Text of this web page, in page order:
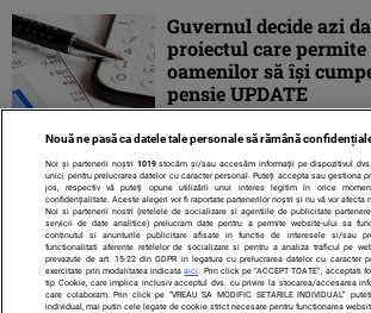
Guvernul decide azi
proiectul care
oamenilor să îşi
pensie UPDATE
Nouă ne pasă ca datele tale personale să rămână
Noi și partenerii noștri 1019stocăm și/sau accesăm informații pe dispozitivul
unici pentru prelucrarea datelor cu caracter personal. Puteți accepta sau gestiona
jos, respectiv vă puteți opune utilizării unui interes legitim în orice
confidențialitate. Aceste alegeri vor fi raportate partenerilor noștri și nu vă vor afecta
Noi si partenerii nostri (retelele de socializare si agentiile de publicitate
servicii de date analitice) prelucram date pentru a permite website-ului sa
continutul si anunturile publicitare afisate in functie de interesele si/sau
functionalitati aferente retelelor de socializare si pentru a analiza traficul pe
prevazute de art. 15-22 din GDPR in legatura cu prelucrarea datelor cu caracter
exercitate prin modalitatea indicataaici . Prin click pe “ACCEPT TOATE”, acceptati
tip Cookie, care implica inclusiv acceptul dvs. cu privire la stocarea/accesarea
care colaboram. Prin click pe “VREAU SA MODIFIC SETARILE INDIVIDUAL”
individual, mai putin cele legate de cookie strict necesare pentru functionarea